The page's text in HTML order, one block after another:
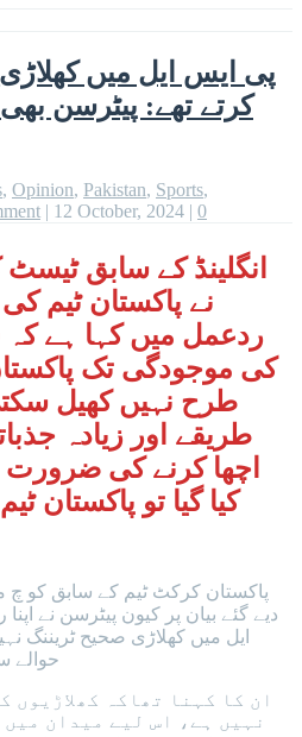
پی ایس ایل میں
کرتے تھے: پیٹرسن بھی
, Opinion, Pakistan, Sports,
| 12 October, 2024 | 0
انگلینڈ کے سابق
نے پاکستان ٹیم
ردعمل میں کہا ہے
کی موجودگی تک
طرح نہیں کھیل
طریقے اور زیادہ
اچھا کرنے کی ضرورت
کیا گیا تو پاکستان
پاکستان کرکٹ ٹیم کے سابق کو چ
دیے گئے بیان پر کیون پیٹرسن نے
ایل میں کھلاڑی صحیح ٹریننگ
حوالے
ان کا کہنا تھاکہ کھلاڑیوں
نہیں ہے، اس لیے میدان